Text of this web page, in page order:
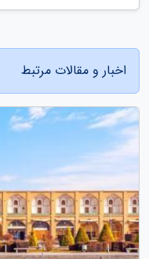
اخبار و مقالات مرتبط